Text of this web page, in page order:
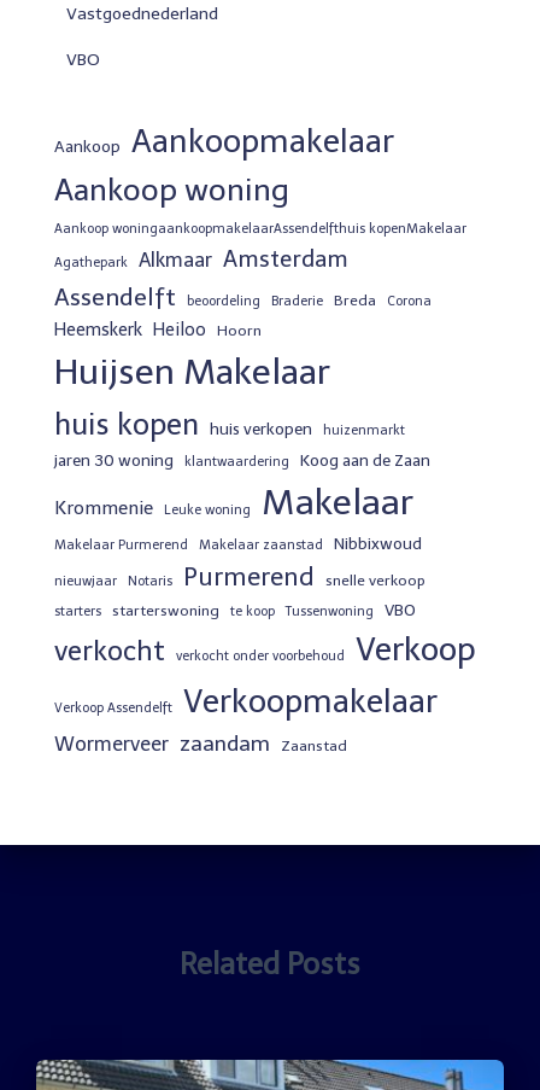
Vastgoednederland
VBO
Aankoop Aankoopmakelaar
Aankoop woning
Aankoop woningaankoopmakelaarAssendelfthuis kopenMakelaar
Agathepark Alkmaar Amsterdam
Assendelft beoordeling Braderie Breda Corona
Heemskerk Heiloo Hoorn
Huijsen Makelaar
huis kopen huis verkopen huizenmarkt
jaren 30 woning klantwaardering Koog aan de Zaan
Krommenie Leuke woning Makelaar
Makelaar Purmerend Makelaar zaanstad Nibbixwoud
nieuwjaar Notaris Purmerend snelle verkoop
starters starterswoning te koop Tussenwoning VBO
verkocht verkocht onder voorbehoud Verkoop
Verkoop Assendelft Verkoopmakelaar
Wormerveer zaandam Zaanstad
Related Posts